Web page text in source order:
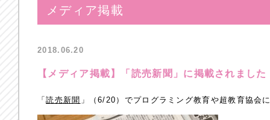
メディア掲載
2018.06.20
【メディア掲載】「読売新聞」に掲載されました
「読売新聞 」（6/20）でプログラミング教育や超教育協会